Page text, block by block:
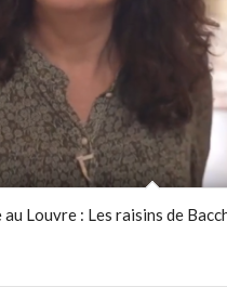
Louvre : Les raisins de